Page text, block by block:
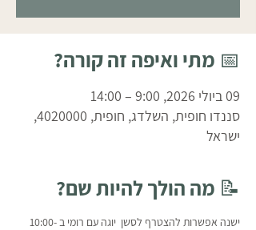
📅 מתי ואיפה זה קורה?
09 ביולי 2026, 9:00 – 14:00
סננדו חופית, השלדג, חופית, 4020000,
ישראל
📝 מה הולך להיות שם?
ישנה אפשרות להצטרף לסשן  יוגה עם רומי ב 10:00-